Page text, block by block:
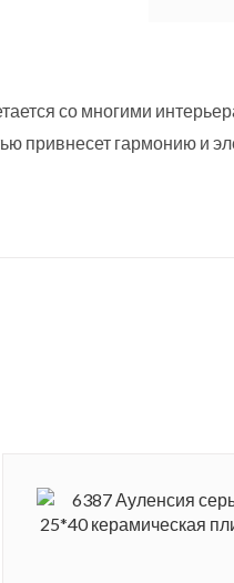
со многими
привнесет гармонию и
см. Цветовая
окрестностях столицы